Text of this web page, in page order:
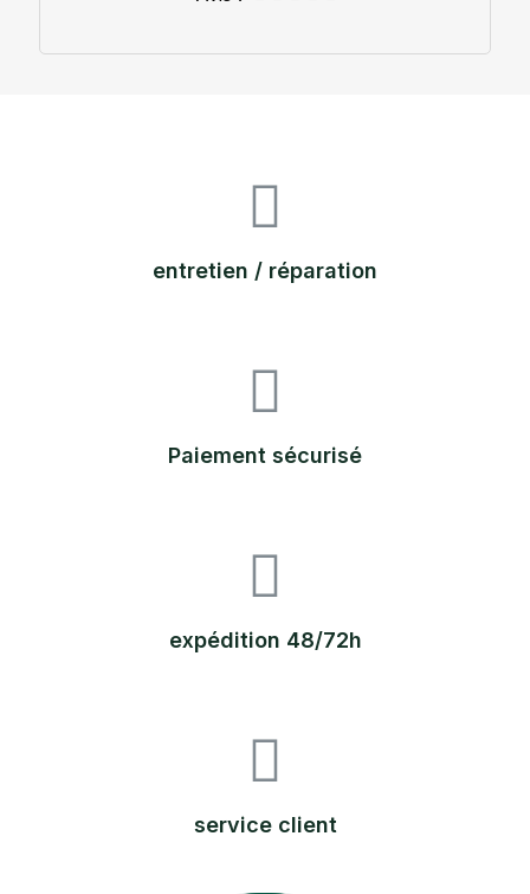
entretien / réparation
Paiement sécurisé
expédition 48/72h
service client